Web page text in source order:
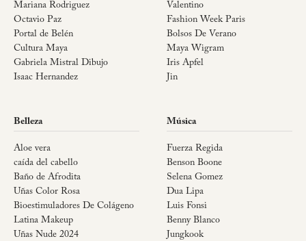
Mariana Rodriguez
Octavio Paz
Portal de Belén
Cultura Maya
Gabriela Mistral Dibujo
Isaac Hernandez
Valentino
Fashion Week Paris
Bolsos De Verano
Maya Wigram
Iris Apfel
Jin
Belleza
Aloe vera
caída del cabello
Baño de Afrodita
Uñas Color Rosa
Bioestimuladores De Colágeno
Latina Makeup
Uñas Nude 2024
Música
Fuerza Regida
Benson Boone
Selena Gomez
Dua Lipa
Luis Fonsi
Benny Blanco
Jungkook